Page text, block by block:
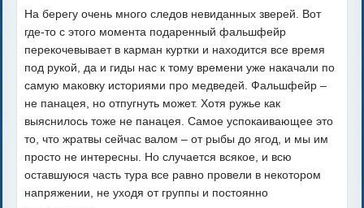
На берегу очень много следов невиданных зверей. Вот
где-то с этого момента подаренный фальшфейр
перекочевывает в карман куртки и находится все время
под рукой, да и гиды нас к тому времени уже накачали по
самую маковку историями про медведей. Фальшфейр –
не панацея, но отпугнуть может. Хотя ружье как
выяснилось тоже не панацея. Самое успокаивающее это
то, что жратвы сейчас валом – от рыбы до ягод, и мы им
просто не интересны. Но случается всякое, и всю
оставшуюся часть тура все равно провели в некотором
напряжении, не уходя от группы и постоянно